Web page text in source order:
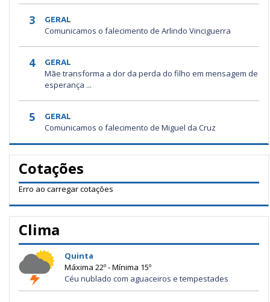
3 GERAL
Comunicamos o falecimento de Arlindo Vinciguerra
4 GERAL
Mãe transforma a dor da perda do filho em mensagem de
esperança ...
5 GERAL
Comunicamos o falecimento de Miguel da Cruz
Cotações
Erro ao carregar cotações
Clima
Quinta
Máxima 22º - Mínima 15º
Céu nublado com aguaceiros e tempestades